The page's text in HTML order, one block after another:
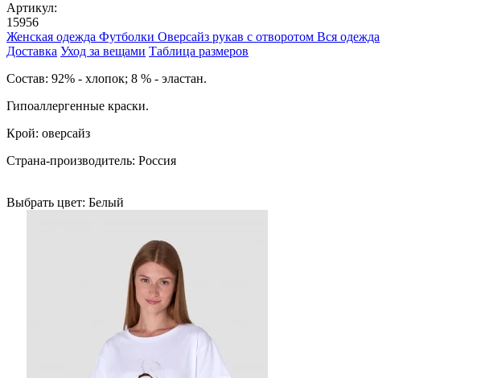
Артикул:
15956
Женская одежда Футболки Оверсайз рукав с отворотом Вся одежда
Доставка Уход за вещами Таблица размеров
Cостав: 92% - хлопок; 8 % - эластан.
Гипоаллергенные краски.
Крой: оверсайз
Страна-производитель: Россия
Выбрать цвет: Белый